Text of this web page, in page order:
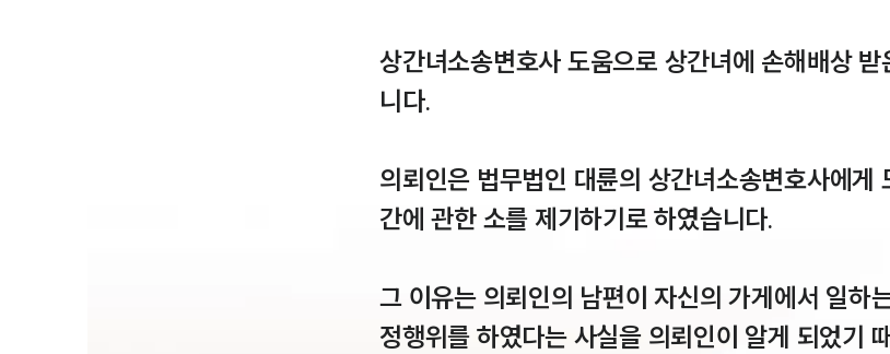
상간녀소송변호사 도움으로 상간녀에 손해배상 받
니다.
의뢰인은 법무법인 대륜의 상간녀소송변호사에게
간에 관한 소를 제기하기로 하였습니다.
그 이유는 의뢰인의 남편이 자신의 가게에서 일하
정행위를 하였다는 사실을 의뢰인이 알게 되었기